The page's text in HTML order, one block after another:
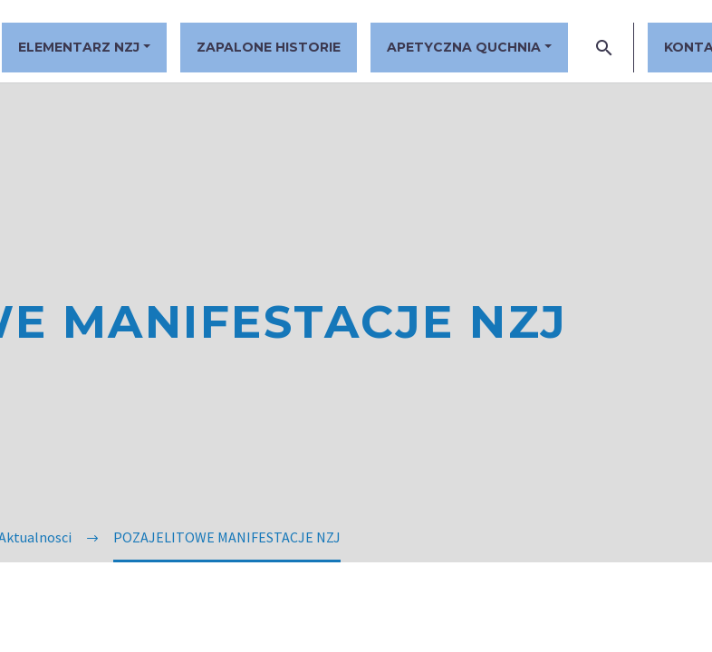
ELEMENTARZ NZJ ZAPALONE HISTORIE APETYCZNA QUCHNIA
MANIFESTACJE NZJ
POZAJELITOWE MANIFESTACJE NZJ